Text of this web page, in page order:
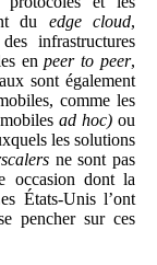
du edge cloud,
infrastructures
enpeer to peer,
sont également
comme les
ad hoc)ou
les solutions
ne sont pas
occasion dont la
États-Unis l’ont
pencher sur ces